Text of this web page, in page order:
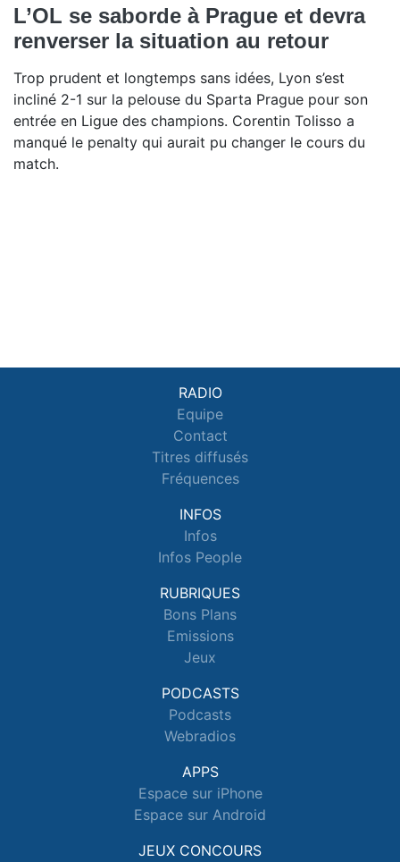
L’OL se saborde à Prague et devra
renverser la situation au retour
Trop prudent et longtemps sans idées, Lyon s’est
incliné 2-1 sur la pelouse du Sparta Prague pour son
entrée en Ligue des champions. Corentin Tolisso a
manqué le penalty qui aurait pu changer le cours du
match.
RADIO
Equipe
Contact
Titres diffusés
Fréquences
INFOS
Infos
Infos People
RUBRIQUES
Bons Plans
Emissions
Jeux
PODCASTS
Podcasts
Webradios
APPS
Espace sur iPhone
Espace sur Android
JEUX CONCOURS